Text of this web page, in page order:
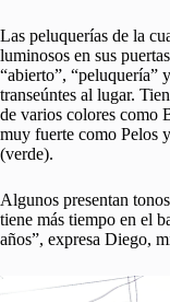
Las peluquerías de la
luminosos en sus
“abierto”, “peluquería”
transeúntes al lugar.
de varios colores como
muy fuerte como Pelos
(verde).
Algunos presentan
tiene más tiempo en el
años”, expresa Diego,